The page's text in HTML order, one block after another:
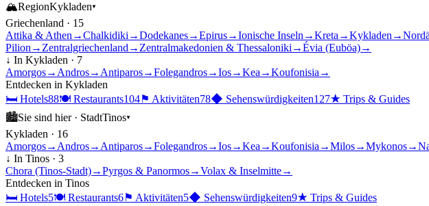
🏔RegionKykladen▾
Griechenland · 15
Attika & Athen →Chalkidiki →Dodekanes→Epirus→Ionische Inseln →Kreta →Kykladen →
Pilion → Zentralgriechenland → Zentralmakedonien & Thessaloniki →Évia (Euböa)→
↓ In Kykladen · 7
Amorgos→ Andros→ Antiparos→Folegandros→Ios→Kea →Koufonisia →
Entdecken in Kykladen
🛏 Hotels88🍽 Restaurants104⚑ Aktivitäten78◆ Sehenswürdigkeiten127★ Trips & Guides
🏙Sie sind hier · StadtTinos▾
Kykladen · 16
Amorgos→ Andros→ Antiparos→Folegandros→Ios→Kea →Koufonisia →Milos→Mykonos→
↓ In Tinos · 3
Chora (Tinos-Stadt)→Pyrgos & Panormos→Volax & Inselmitte→
Entdecken in Tinos
🛏 Hotels5🍽 Restaurants6⚑ Aktivitäten5◆ Sehenswürdigkeiten9★ Trips & Guides